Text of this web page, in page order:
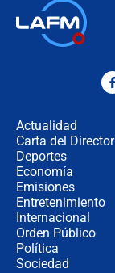
Actualidad
Carta del Director
Deportes
Economía
Emisiones
Entretenimiento
Internacional
Orden Público
Política
Sociedad